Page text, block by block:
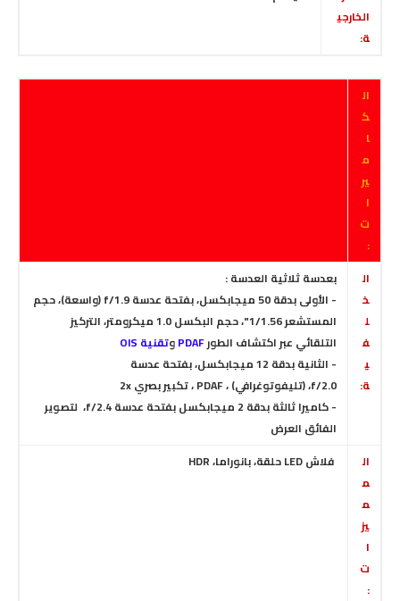
الخارجي
ة:
ال
ك
ا
م
ير
ا
ت
:
ال
خ
ل
ف
ي
ة:
بعدسة ثلاثية العدسة :
- الأولى بدقة 50 ميجابكسل، بفتحة عدسة f/1.9 (واسعة)، حجم
المستشعر 1/1.56"، حجم البكسل 1.0 ميكرومتر، التركيز
التلقائي عبر اكتشاف الطورPDAFوتقنية OIS
- الثانية بدقة 12 ميجابكسل، بفتحة عدسة
f/2.0، (تليفوتوغرافي) ، PDAF ، تكبير بصري 2x
- كاميرا ثالثة بدقة 2 ميجابكسل بفتحة عدسة f/2.4، لتصوير
الفائق العرض
ال
م
م
يز
ا
ت
:
فلاش LED حلقة ، بانوراما، HDR